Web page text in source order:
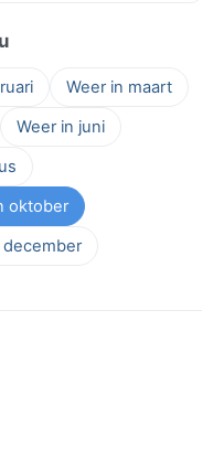
Weer in maart
Weer in juni
oktober
december